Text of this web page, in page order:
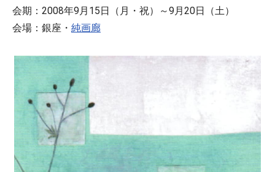
会期：2008年9月15日（月・祝）～9月20日（土）
会場：銀座・ 純画廊